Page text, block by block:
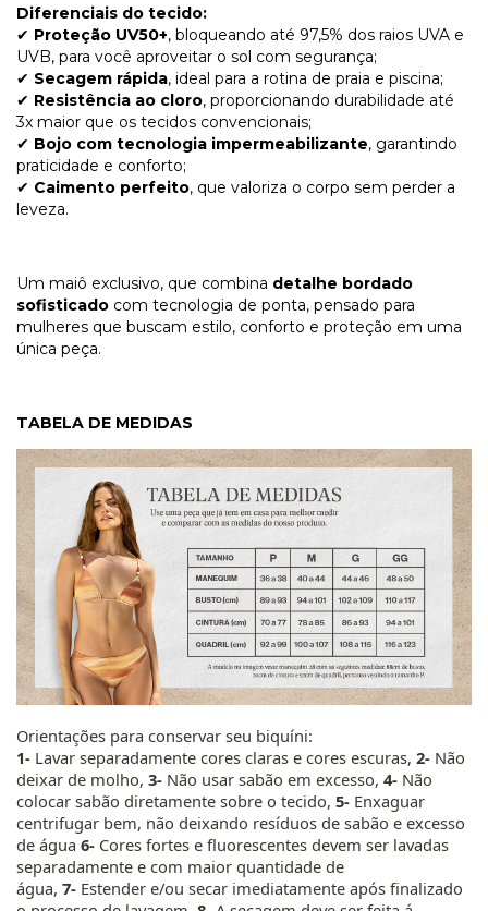
Diferenciais do tecido:
✔ Proteção UV50+, bloqueando até 97,5% dos raios UVA e
UVB, para você aproveitar o sol com segurança;
✔ Secagem rápida, ideal para a rotina de praia e piscina;
✔ Resistência ao cloro, proporcionando durabilidade até
3x maior que os tecidos convencionais;
✔ Bojo com tecnologia impermeabilizante, garantindo
praticidade e conforto;
✔ Caimento perfeito, que valoriza o corpo sem perder a
leveza.
Um maiô exclusivo, que combina detalhe bordado
sofisticado com tecnologia de ponta, pensado para
mulheres que buscam estilo, conforto e proteção em uma
única peça.
TABELA DE MEDIDAS
Orientações para conservar seu biquíni:
1- Lavar separadamente cores claras e cores escuras, 2- Não
deixar de molho, 3- Não usar sabão em excesso, 4- Não
colocar sabão diretamente sobre o tecido, 5- Enxaguar
centrifugar bem, não deixando resíduos de sabão e excesso
de água 6- Cores fortes e fluorescentes devem ser lavadas
separadamente e com maior quantidade de
água, 7- Estender e/ou secar imediatamente após finalizado